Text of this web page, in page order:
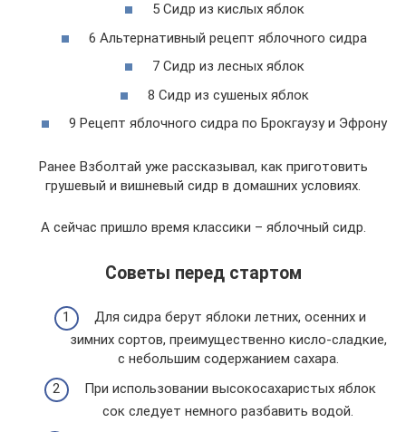
5 Сидр из кислых яблок
6 Альтернативный рецепт яблочного сидра
7 Сидр из лесных яблок
8 Сидр из сушеных яблок
9 Рецепт яблочного сидра по Брокгаузу и Эфрону
Ранее Взболтай уже рассказывал, как приготовить
грушевый и вишневый сидр в домашних условиях.
А сейчас пришло время классики – яблочный сидр.
Советы перед стартом
Для сидра берут яблоки летних, осенних и
зимних сортов, преимущественно кисло-сладкие,
с небольшим содержанием сахара.
При использовании высокосахаристых яблок
сок следует немного разбавить водой.